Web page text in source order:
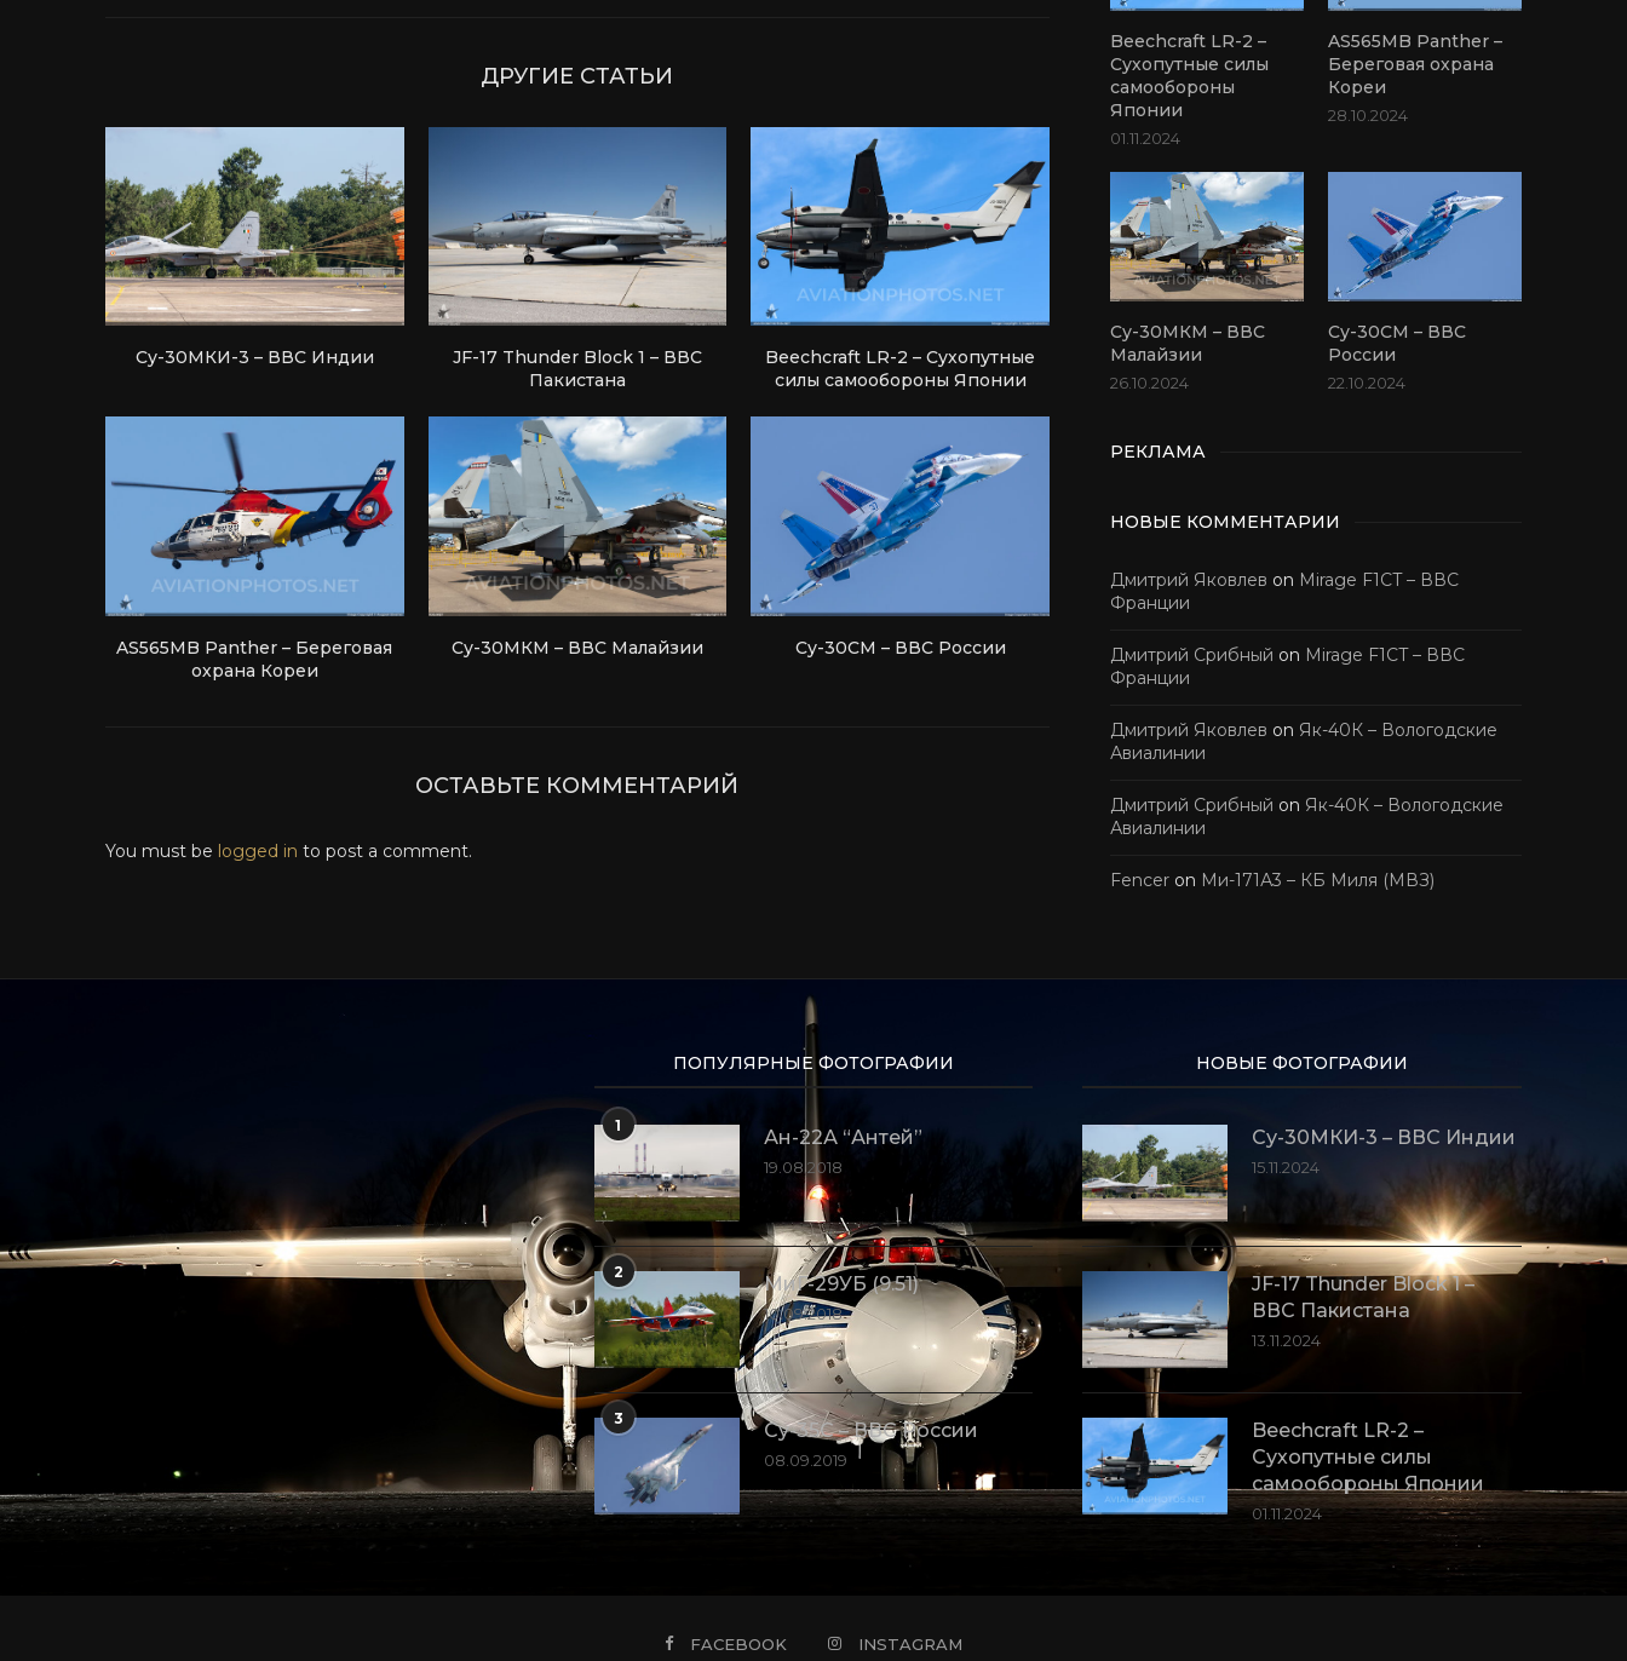
ДРУГИЕ СТАТЬИ
Су-30МКИ-3 – ВВС Индии
JF-17 Thunder Block 1 – ВВС
Пакистана
Beechcraft LR-2 – Сухопутные
силы самообороны Японии
AS565MB Panther – Береговая
охрана Кореи
Су-30МКМ – ВВС Малайзии Су-30СМ – ВВС России
ОСТАВЬТЕ КОММЕНТАРИЙ
You must be logged in to post a comment.
Beechcraft LR-2 –
Сухопутные силы
самообороны
Японии
01.11.2024
AS565MB Panther –
Береговая охрана
Кореи
28.10.2024
Су-30МКМ – ВВС
Малайзии
26.10.2024
Су-30СМ – ВВС
России
22.10.2024
РЕКЛАМА
НОВЫЕ КОММЕНТАРИИ
Дмитрий Яковлев on Mirage F1CT – ВВС
Франции
Дмитрий Срибный on Mirage F1CT – ВВС
Франции
Дмитрий Яковлев on Як-40К – Вологодские
Авиалинии
Дмитрий Срибный on Як-40К – Вологодские
Авиалинии
Fencer on Ми-171А3 – КБ Миля (МВЗ)
ПОПУЛЯРНЫЕ ФОТОГРАФИИ
1
Ан-22А “Антей”
19.08.2018
2
МиГ-29УБ (9.51)
10.09.2018
3
Су-35С – ВВС России
08.09.2019
НОВЫЕ ФОТОГРАФИИ
Су-30МКИ-3 – ВВС Индии
15.11.2024
JF-17 Thunder Block 1 –
ВВС Пакистана
13.11.2024
Beechcraft LR-2 –
Сухопутные силы
самообороны Японии
01.11.2024
FACEBOOK INSTAGRAM